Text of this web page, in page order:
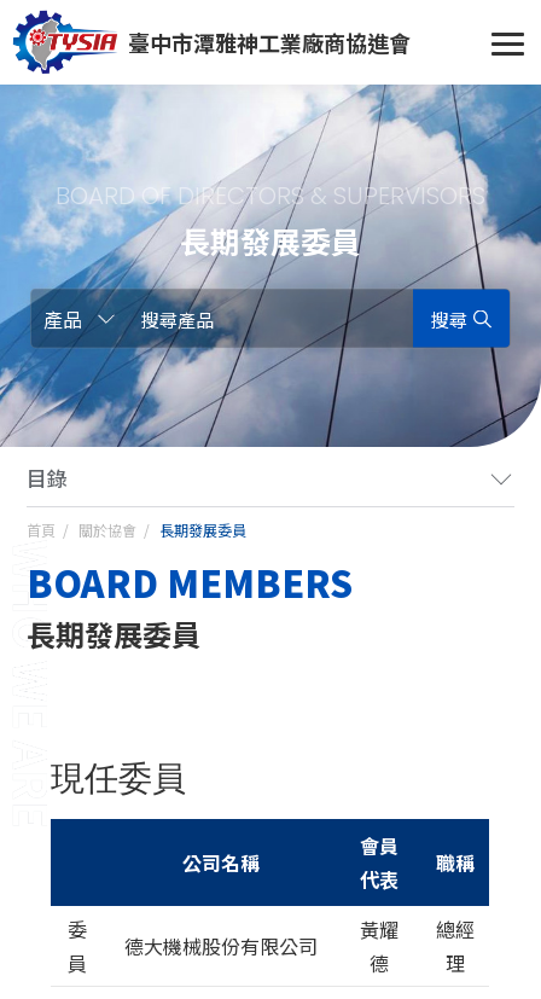
臺中市潭雅神工業廠商協進會
BOARD OF DIRECTORS & SUPERVISORS
長期發展委員
搜尋
關於我們
協會章程
理監事名單
召集人名單
長期發展委員
首頁 關於協會 長期發展委員
BOARD MEMBERS
長期發展委員
現任委員
公司名稱
會員
代表
職稱
委
員
德大機械股份有限公司
黃耀
德
總經
理